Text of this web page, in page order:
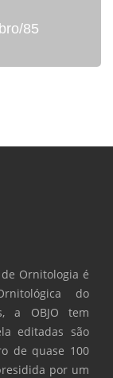
85
Ornitologia é
do
a OBJO tem
editadas são
de quase 100
por um